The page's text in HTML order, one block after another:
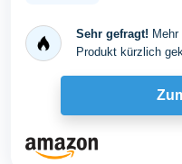
Sehr gefragt!
Produkt kürzlich